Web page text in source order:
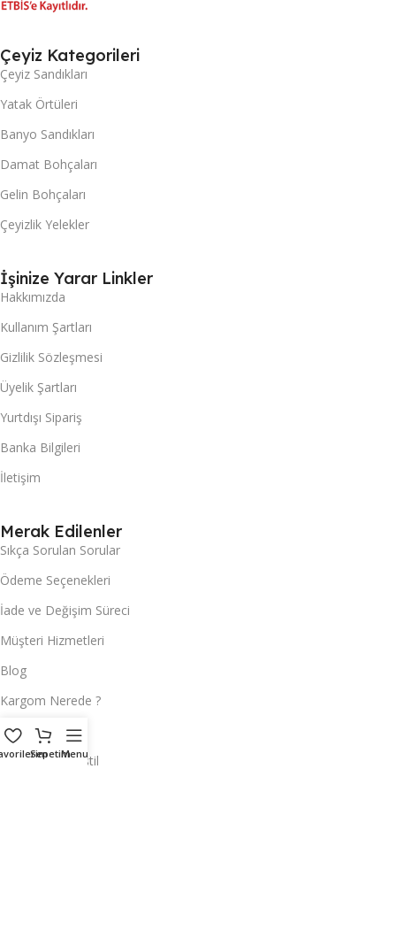
Çeyiz Kategorileri
Çeyiz Sandıkları
Yatak Örtüleri
Banyo Sandıkları
Damat Bohçaları
Gelin Bohçaları
Çeyizlik Yelekler
İşinize Yarar Linkler
Hakkımızda
Kullanım Şartları
Gizlilik Sözleşmesi
Üyelik Şartları
Yurtdışı Sipariş
Banka Bilgileri
İletişim
Merak Edilenler
Sıkça Sorulan Sorular
Ödeme Seçenekleri
İade ve Değişim Süreci
Müşteri Hizmetleri
Blog
Kargom Nerede ?
toptan çeyiz
Toptan Ev Tekstil
SepetimMenu